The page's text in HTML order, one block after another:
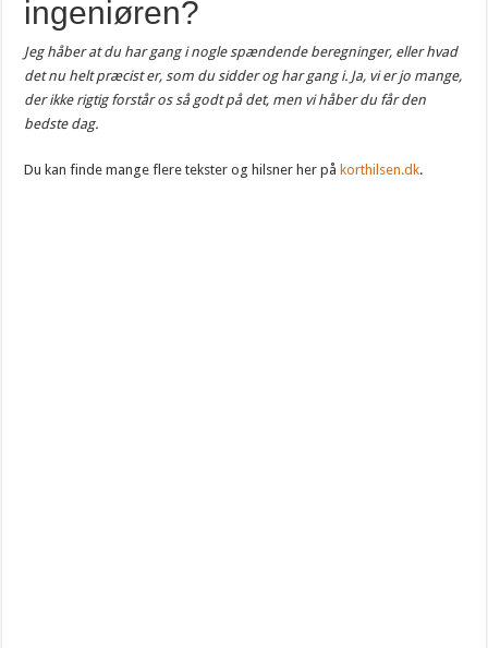
ingeniøren?
Jeg håber at du har gang i nogle spændende beregninger, eller hvad
det nu helt præcist er, som du sidder og har gang i. Ja, vi er jo mange,
der ikke rigtig forstår os så godt på det, men vi håber du får den
bedste dag.
Du kan finde mange flere tekster og hilsner her på korthilsen.dk.